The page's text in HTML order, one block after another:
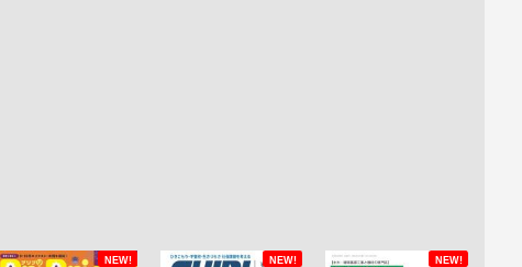
NEW! NEW! NEW!